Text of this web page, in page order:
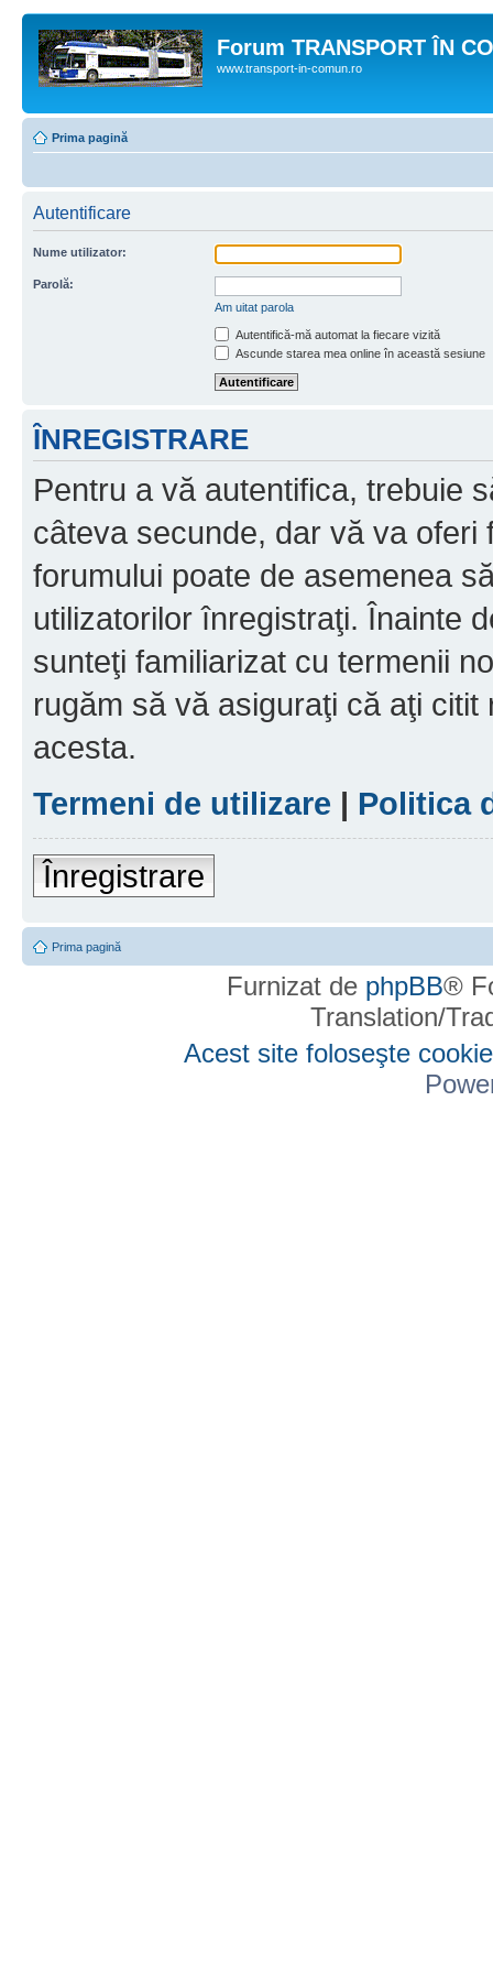
Forum TRANSPORT ÎN
www.transport-in-comun.ro
Prima pagină
Autentificare
Nume utilizator:
Parolă:
Am uitat parola
Autentifică-mă automat la fiecare vizită
Ascunde starea mea online în această sesiune
ÎNREGISTRARE
Pentru a vă autentifica, trebuie
câteva secunde, dar vă va oferi
forumului poate de asemenea
utilizatorilor înregistraţi. Înainte
sunteţi familiarizat cu termenii
rugăm să vă asiguraţi că aţi
acesta.
Termeni de utilizare | Politica
Înregistrare
Prima pagină
Furnizat de phpBB®
Translation/
Acest site foloseşte